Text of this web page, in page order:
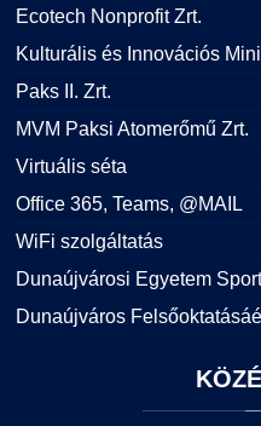
Ecotech Nonprofit Zrt.
Kulturális és Innovációs
Paks II. Zrt.
MVM Paksi Atomerőmű Zrt.
Virtuális séta
Office 365, Teams, @MAIL
WiFi szolgáltatás
Dunaújvárosi Egyetem
Dunaújváros